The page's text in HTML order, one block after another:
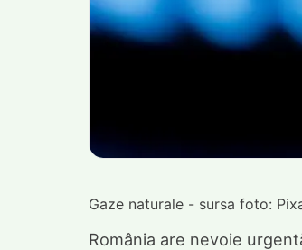
Gaze naturale - sursa foto:
România are nevoie